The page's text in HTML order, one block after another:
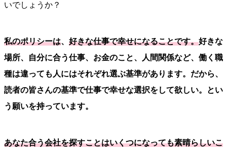
いでしょうか？
私のポリシーは、 好きな仕事で幸せになることです。好きな
場所、自分に合う仕事、お金のこと、人間関係など、働く職
種は違っても人にはそれぞれ選ぶ基準があります。だから、
読者の皆さんの基準で仕事で幸せな選択をして欲しい。とい
う願いを持っています。
あなた合う会社を探すことはいくつになっても素晴らしいこ